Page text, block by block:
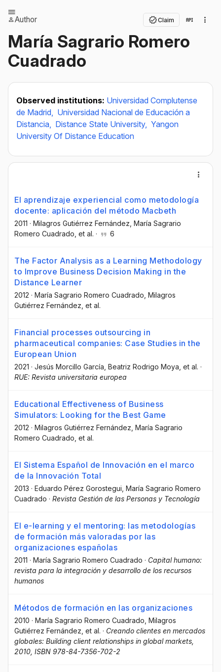
Author Claim
María Sagrario Romero
Cuadrado
Observed institutions: Universidad Complutense
de Madrid, Universidad Nacional de Educación a
Distancia, Distance State University, Yangon
University Of Distance Education
El aprendizaje experiencial como metodología
docente: aplicación del método Macbeth
2011 · Milagros Gutiérrez Fernández , María Sagrario
Romero Cuadrado , et al. · 6
The Factor Analysis as a Learning Methodology
to Improve Business Decision Making in the
Distance Learner
2012 · María Sagrario Romero Cuadrado , Milagros
Gutiérrez Fernández , et al.
Financial processes outsourcing in
pharmaceutical companies: Case Studies in the
European Union
2021 · Jesús Morcillo García , Beatriz Rodrigo Moya , et al. ·
RUE: Revista universitaria europea
Educational Effectiveness of Business
Simulators: Looking for the Best Game
2012 · Milagros Gutiérrez Fernández , María Sagrario
Romero Cuadrado , et al.
El Sistema Español de Innovación en el marco
de la Innovación Total
2013 · Eduardo Pérez Gorostegui , María Sagrario Romero
Cuadrado · Revista Gestión de las Personas y Tecnología
El e-learning y el mentoring: las metodologías
de formación más valoradas por las
organizaciones españolas
2011 · María Sagrario Romero Cuadrado · Capital humano:
revista para la integración y desarrollo de los recursos
humanos
Métodos de formación en las organizaciones
2010 · María Sagrario Romero Cuadrado , Milagros
Gutiérrez Fernández , et al. · Creando clientes en mercados
globales: Building client relationships in global markets,
2010, ISBN 978-84-7356-702-2